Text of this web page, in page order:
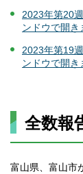
2023年第20
ンドウで開き
2023年第19
ンドウで開き
全数報
富山県、富山市